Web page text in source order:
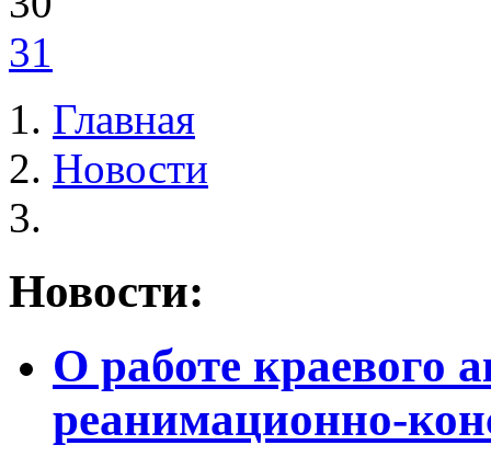
31
Главная
Новости
Новости:
О работе краевого
реанимационно-